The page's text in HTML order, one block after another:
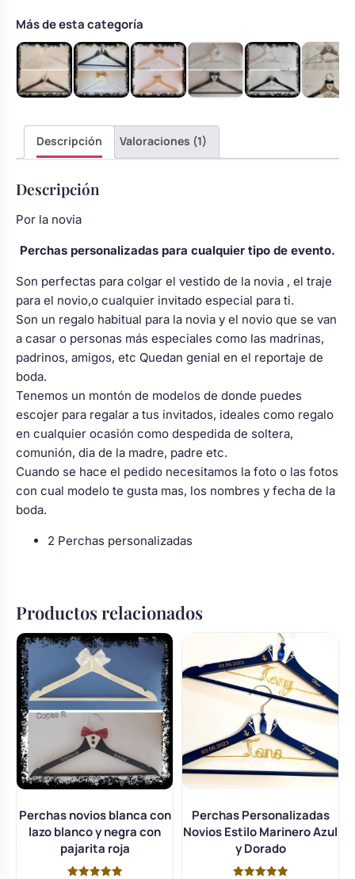
floral coche
y
negra
con
pajarita
cantidad
Más de esta categoría
Descripción Valoraciones (1)
Descripción
Por la novia
Perchas personalizadas para cualquier tipo de evento.
Son perfectas para colgar el vestido de la novia , el traje
para el novio,o cualquier invitado especial para ti.
Son un regalo habitual para la novia y el novio que se van
a casar o personas más especiales como las madrinas,
padrinos, amigos, etc Quedan genial en el reportaje de
boda.
Tenemos un montón de modelos de donde puedes
escojer para regalar a tus invitados, ideales como regalo
en cualquier ocasión como despedida de soltera,
comunión, dia de la madre, padre etc.
Cuando se hace el pedido necesitamos la foto o las fotos
con cual modelo te gusta mas, los nombres y fecha de la
boda.
2 Perchas personalizadas
Productos relacionados
Perchas novios blanca con
lazo blanco y negra con
pajarita roja
Perchas Personalizadas
Novios Estilo Marinero Azul
y Dorado